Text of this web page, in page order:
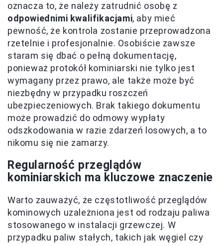
oznacza to, że należy zatrudnić osobę z
odpowiednimi kwalifikacjami, aby mieć
pewność, że kontrola zostanie przeprowadzona
rzetelnie i profesjonalnie. Osobiście zawsze
staram się dbać o pełną dokumentację,
ponieważ protokół kominiarski nie tylko jest
wymagany przez prawo, ale także może być
niezbędny w przypadku roszczeń
ubezpieczeniowych. Brak takiego dokumentu
może prowadzić do odmowy wypłaty
odszkodowania w razie zdarzeń losowych, a to
nikomu się nie zamarzy.
Regularność przeglądów
kominiarskich ma kluczowe znaczenie
Warto zauważyć, że częstotliwość przeglądów
kominowych uzależniona jest od rodzaju paliwa
stosowanego w instalacji grzewczej. W
przypadku paliw stałych, takich jak węgiel czy